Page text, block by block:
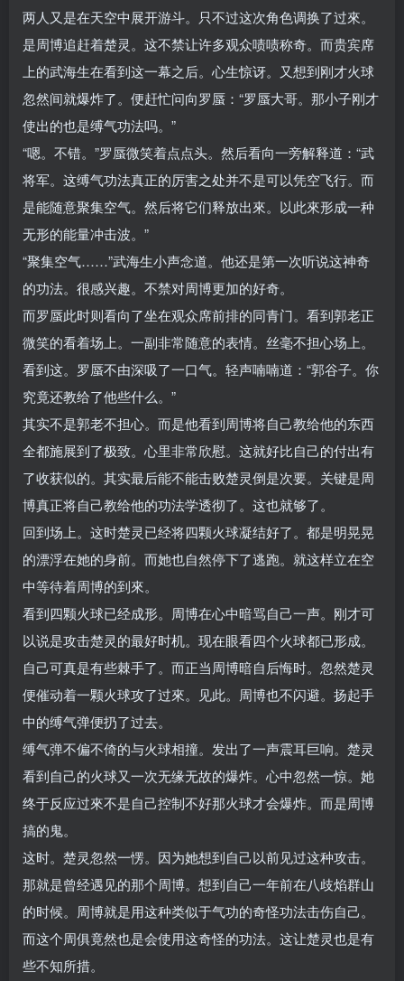
两人又是在天空中展开游斗。只不过这次角色调换了过來。
是周博追赶着楚灵。这不禁让许多观众啧啧称奇。而贵宾席
上的武海生在看到这一幕之后。心生惊讶。又想到刚才火球
忽然间就爆炸了。便赶忙问向罗蜃：“罗蜃大哥。那小子刚才
使出的也是缚气功法吗。”
“嗯。不错。”罗蜃微笑着点点头。然后看向一旁解释道：“武
将军。这缚气功法真正的厉害之处并不是可以凭空飞行。而
是能随意聚集空气。然后将它们释放出來。以此來形成一种
无形的能量冲击波。”
“聚集空气……”武海生小声念道。他还是第一次听说这神奇
的功法。很感兴趣。不禁对周博更加的好奇。
而罗蜃此时则看向了坐在观众席前排的同青门。看到郭老正
微笑的看着场上。一副非常随意的表情。丝毫不担心场上。
看到这。罗蜃不由深吸了一口气。轻声喃喃道：“郭谷子。你
究竟还教给了他些什么。”
其实不是郭老不担心。而是他看到周博将自己教给他的东西
全都施展到了极致。心里非常欣慰。这就好比自己的付出有
了收获似的。其实最后能不能击败楚灵倒是次要。关键是周
博真正将自己教给他的功法学透彻了。这也就够了。
回到场上。这时楚灵已经将四颗火球凝结好了。都是明晃晃
的漂浮在她的身前。而她也自然停下了逃跑。就这样立在空
中等待着周博的到來。
看到四颗火球已经成形。周博在心中暗骂自己一声。刚才可
以说是攻击楚灵的最好时机。现在眼看四个火球都已形成。
自己可真是有些棘手了。而正当周博暗自后悔时。忽然楚灵
便催动着一颗火球攻了过來。见此。周博也不闪避。扬起手
中的缚气弹便扔了过去。
缚气弹不偏不倚的与火球相撞。发出了一声震耳巨响。楚灵
看到自己的火球又一次无缘无故的爆炸。心中忽然一惊。她
终于反应过來不是自己控制不好那火球才会爆炸。而是周博
搞的鬼。
这时。楚灵忽然一愣。因为她想到自己以前见过这种攻击。
那就是曾经遇见的那个周博。想到自己一年前在八歧焰群山
的时候。周博就是用这种类似于气功的奇怪功法击伤自己。
而这个周俱竟然也是会使用这奇怪的功法。这让楚灵也是有
些不知所措。